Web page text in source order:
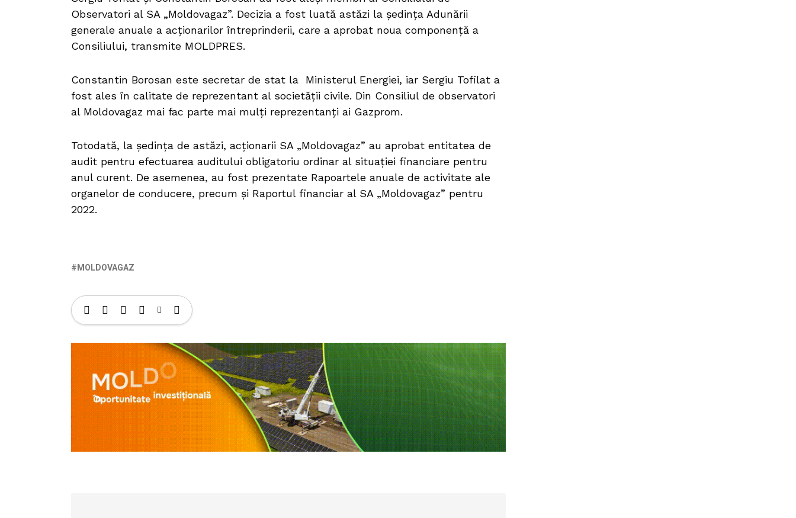
Observatori al SA „Moldovagaz”. Decizia a fost luată astăzi la ședința Adunării
generale anuale a acționarilor întreprinderii, care a aprobat noua componență a
Consiliului, transmite MOLDPRES.
Constantin Borosan este secretar de stat la Ministerul Energiei, iar Sergiu Tofilat a
fost ales în calitate de reprezentant al societății civile. Din Consiliul de observatori
al Moldovagaz mai fac parte mai mulți reprezentanți ai Gazprom.
Totodată, la ședința de astăzi, acționarii SA „Moldovagaz” au aprobat entitatea de
audit pentru efectuarea auditului obligatoriu ordinar al situației financiare pentru
anul curent. De asemenea, au fost prezentate Rapoartele anuale de activitate ale
organelor de conducere, precum și Raportul financiar al SA „Moldovagaz” pentru
2022.
MOLDOVAGAZ